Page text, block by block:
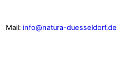
Mail: info@natura-duesseldorf.de